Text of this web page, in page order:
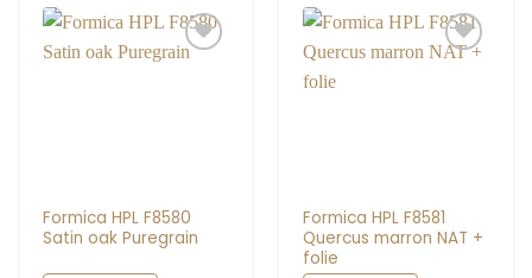
Formica HPL F8580
Satin oak Puregrain
Formica HPL F8581
Quercus marron NAT +
folie